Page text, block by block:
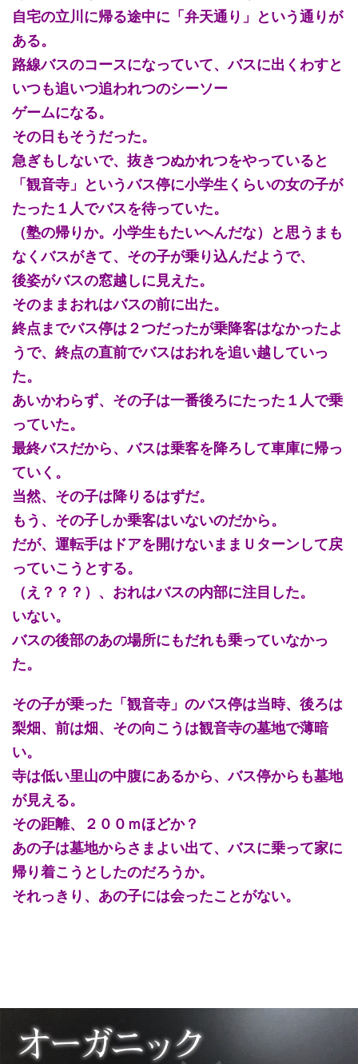
自宅の立川に帰る途中に「弁天通り」という通りが
ある。
路線バスのコースになっていて、バスに出くわすと
いつも追いつ追われつのシーソー
ゲームになる。
その日もそうだった。
急ぎもしないで、抜きつぬかれつをやっていると
「観音寺」というバス停に小学生くらいの女の子が
たった１人でバスを待っていた。
（塾の帰りか。小学生もたいへんだな）と思うまも
なくバスがきて、その子が乗り込んだようで、
後姿がバスの窓越しに見えた。
そのままおれはバスの前に出た。
終点までバス停は２つだったが乗降客はなかったよ
うで、終点の直前でバスはおれを追い越していっ
た。
あいかわらず、その子は一番後ろにたった１人で乗
っていた。
最終バスだから、バスは乗客を降ろして車庫に帰っ
ていく。
当然、その子は降りるはずだ。
もう、その子しか乗客はいないのだから。
だが、運転手はドアを開けないままＵターンして戻
っていこうとする。
（え？？？）、おれはバスの内部に注目した。
いない。
バスの後部のあの場所にもだれも乗っていなかっ
た。
その子が乗った「観音寺」のバス停は当時、後ろは
梨畑、前は畑、その向こうは観音寺の墓地で薄暗
い。
寺は低い里山の中腹にあるから、バス停からも墓地
が見える。
その距離、２００ｍほどか？
あの子は墓地からさまよい出て、バスに乗って家に
帰り着こうとしたのだろうか。
それっきり、あの子には会ったことがない。